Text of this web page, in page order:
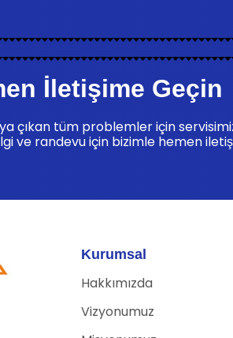
İletişime Geçin
çıkan tüm problemler için
ve randevu için bizimle hemen
Kurumsal
Hakkımızda
Vizyonumuz